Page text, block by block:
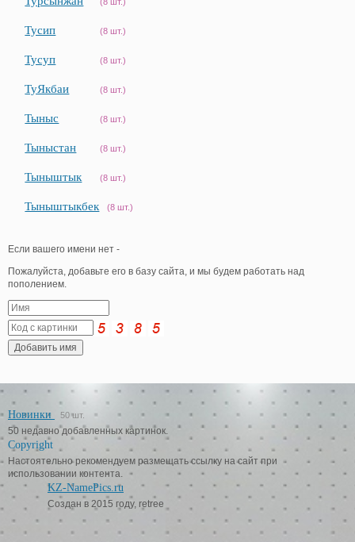
Тусип (8 шт.)
Тусуп (8 шт.)
ТуЯкбаи (8 шт.)
Тыныс (8 шт.)
Тыныстан (8 шт.)
Тыныштык (8 шт.)
Тыныштыкбек (8 шт.)
Если вашего имени нет -
Пожалуйста, добавьте его в базу сайта, и мы будем работать над
пополением.
Новинки 50 шт.
50 недавно добавленных картинок.
Copyright
Настоятельно рекомендуем размещать ссылку на сайт при
использовании контента.
KZ-NamePics.ru
Создан в 2015 году, retree